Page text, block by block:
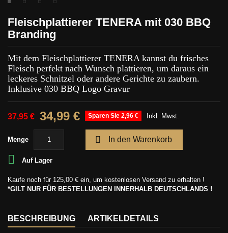
Fleischplattierer TENERA mit 030 BBQ
Branding
Mit dem Fleischplattierer TENERA kannst du frisches
Fleisch perfekt nach Wunsch plattieren, um daraus ein
leckeres Schnitzel oder andere Gerichte zu zaubern.
Inklusive 030 BBQ Logo Gravur
37,95 € 34,99 € Sparen Sie 2,96 € Inkl. Mwst.
Menge  In den Warenkorb
 Auf Lager
Kaufe noch für 125,00 € ein, um kostenlosen Versand zu erhalten !
*GILT NUR FÜR BESTELLUNGEN INNERHALB DEUTSCHLANDS !
BESCHREIBUNG ARTIKELDETAILS